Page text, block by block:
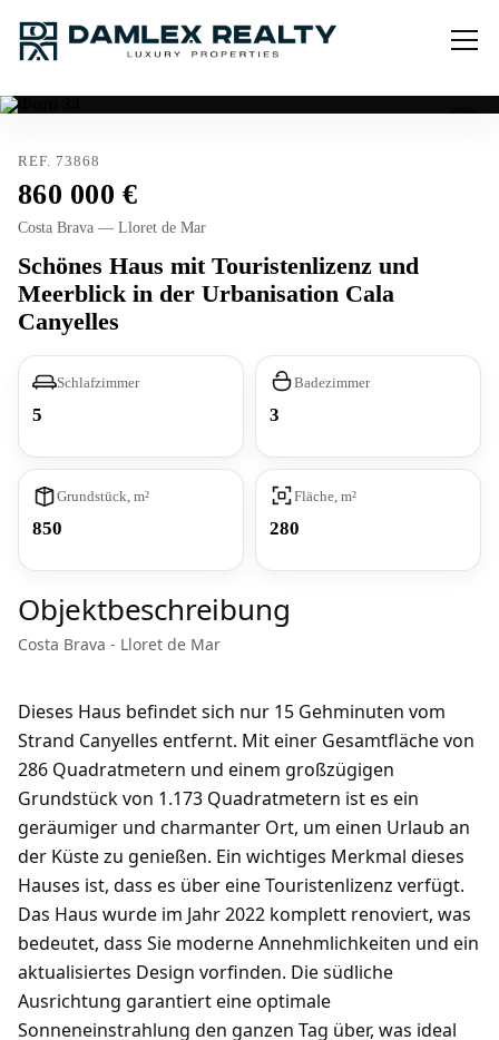
REF. 73868
860 000
Costa Brava — Lloret de Mar
Schönes Haus mit Touristenlizenz und
Meerblick in der Urbanisation Cala
Canyelles
Schlafzimmer
5
Badezimmer
3
Grundstück, m²
850
Fläche, m²
280
Objektbeschreibung
Costa Brava - Lloret de Mar
Dieses Haus befindet sich nur 15 Gehminuten vom
Strand Canyelles entfernt. Mit einer Gesamtfläche von
286 Quadratmetern und einem großzügigen
Grundstück von 1.173 Quadratmetern ist es ein
geräumiger und charmanter Ort, um einen Urlaub an
der Küste zu genießen. Ein wichtiges Merkmal dieses
Hauses ist, dass es über eine Touristenlizenz verfügt.
Das Haus wurde im Jahr 2022 komplett renoviert, was
bedeutet, dass Sie moderne Annehmlichkeiten und ein
aktualisiertes Design vorfinden. Die südliche
Ausrichtung garantiert eine optimale
Sonneneinstrahlung den ganzen Tag über, was ideal